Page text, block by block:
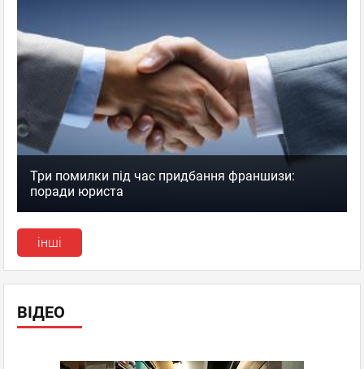
Три помилки під час придбання франшизи:
поради юриста
інші
ВІДЕО